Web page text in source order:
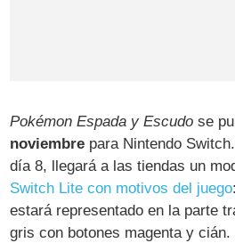
Pokémon Espada y Escudo se
noviembre para Nintendo
día 8, llegará a las tiendas un
Switch Lite con motivos del juego
estará representado en la parte
gris con botones magenta y cián.